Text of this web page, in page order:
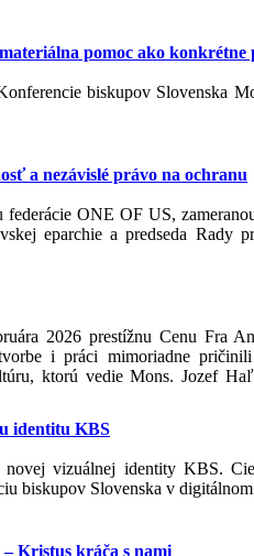
pomoc ako konkrétne
biskupov Slovenska
a nezávislé právo na ochranu
ONE OF US,
eparchie a predseda Rady
2026 prestížnu Cenu Fra
i práci mimoriadne
ktorú vedie Mons. Jozef
identitu KBS
vizuálnej identity KBS.
biskupov Slovenska v
Kristus kráča s nami